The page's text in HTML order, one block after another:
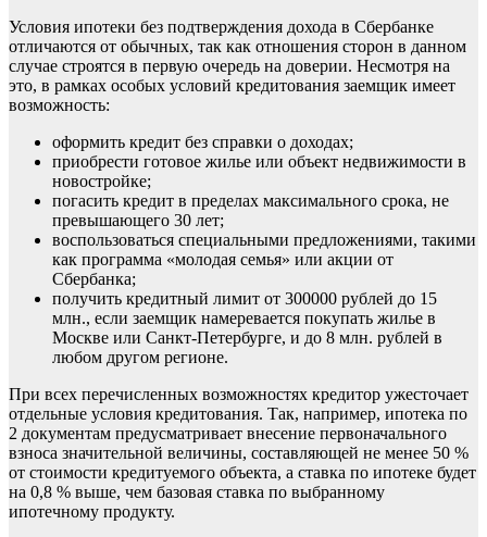
Условия ипотеки без подтверждения дохода в Сбербанке
отличаются от обычных, так как отношения сторон в данном
случае строятся в первую очередь на доверии. Несмотря на
это, в рамках особых условий кредитования заемщик имеет
возможность:
оформить кредит без справки о доходах;
приобрести готовое жилье или объект недвижимости в
новостройке;
погасить кредит в пределах максимального срока, не
превышающего 30 лет;
воспользоваться специальными предложениями, такими
как программа «молодая семья» или акции от
Сбербанка;
получить кредитный лимит от 300000 рублей до 15
млн., если заемщик намеревается покупать жилье в
Москве или Санкт-Петербурге, и до 8 млн. рублей в
любом другом регионе.
При всех перечисленных возможностях кредитор ужесточает
отдельные условия кредитования. Так, например, ипотека по
2 документам предусматривает внесение первоначального
взноса значительной величины, составляющей не менее 50 %
от стоимости кредитуемого объекта, а ставка по ипотеке будет
на 0,8 % выше, чем базовая ставка по выбранному
ипотечному продукту.